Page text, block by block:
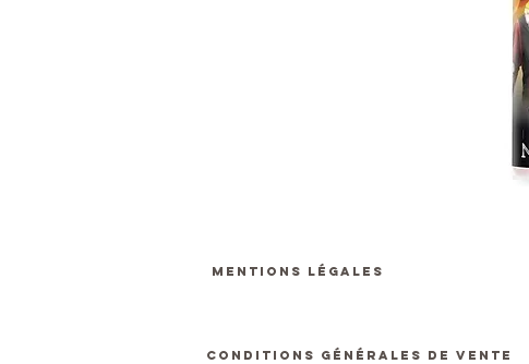
MENTIONS LÉGALES
CONDITIONS GÉNÉRALES DE VENTE